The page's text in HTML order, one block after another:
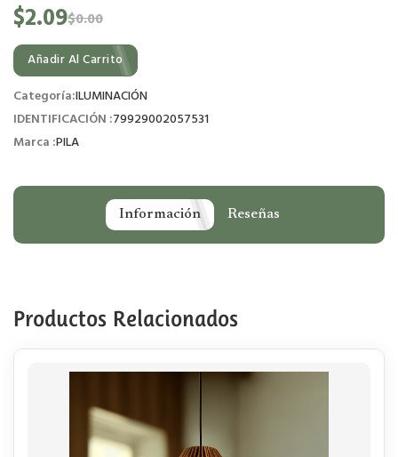
$2.09$0.00
Añadir Al Carrito
Categoría:ILUMINACIÓN
IDENTIFICACIÓN :79929002057531
Marca :PILA
Información Reseñas
Productos Relacionados